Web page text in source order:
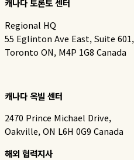
캐나다 토론토 센터
Regional HQ
55 Eglinton Ave East, Suite 601,
Toronto ON, M4P 1G8 Canada
캐나다 옥빌 센터
2470 Prince Michael Drive,
Oakville, ON L6H 0G9 Canada
해외 협력지사